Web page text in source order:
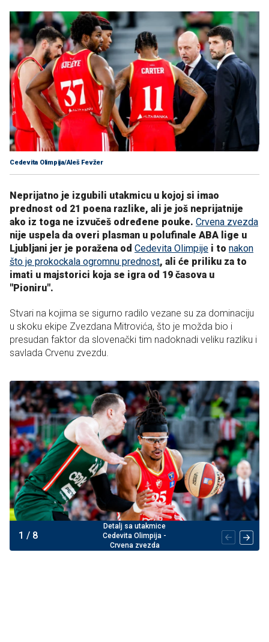
Cedevita Olimpija/Aleš Fevžer
Neprijatno je izgubili utakmicu u kojoj si imao
prednost od 21 poena razlike, ali je još neprijatnije
ako iz toga ne izvučeš određene pouke. Crvena zvezda
nije uspela da overi plasman u polufinale ABA lige u
Ljubljani jer je poražena od Cedevita Olimpije i to nakon
što je prokockala ogromnu prednost, ali će priliku za to
imati u majstorici koja se igra od 19 časova u
"Pioniru".
Stvari na kojima se sigurno radilo vezane su za dominaciju
u skoku ekipe Zvezdana Mitrovića, što je možda bio i
presudan faktor da slovenački tim nadoknadi veliku razliku i
savlada Crvenu zvezdu.
Detalj sa utakmice
Cedevita Olimpija -
Crvena zvezda
1 / 8